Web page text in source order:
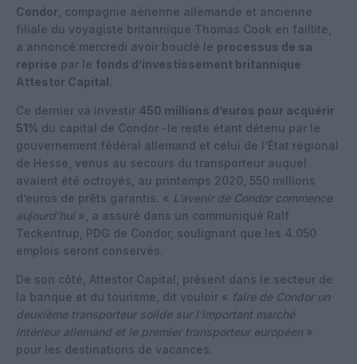
Condor , compagnie aérienne allemande et ancienne
filiale du voyagiste britannique Thomas Cook en faillite,
a annoncé mercredi avoir bouclé le processus de sa
reprise par le fonds d’investissement britannique
Attestor Capital.
Ce dernier va investir 450 millions d’euros pour acquérir
51% du capital de Condor -le reste étant détenu par le
gouvernement fédéral allemand et celui de l’État régional
de Hesse, venus au secours du transporteur auquel
avaient été octroyés, au printemps 2020, 550 millions
d’euros de prêts garantis. « L’avenir de Condor commence
aujourd’hui», a assuré dans un communiqué Ralf
Teckentrup, PDG de Condor, soulignant que les 4.050
emplois seront conservés.
De son côté, Attestor Capital, présent dans le secteur de
la banque et du tourisme, dit vouloir « faire de Condor un
deuxième transporteur solide sur l’important marché
intérieur allemand et le premier transporteur européen »
pour les destinations de vacances.